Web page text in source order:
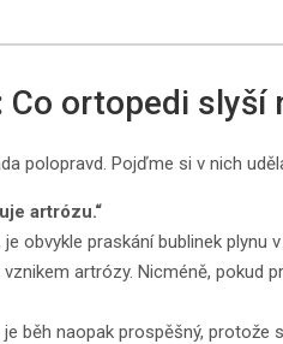
Co ortopedi slyší
polopravd. Pojďme si v nich
artrózu.“
je obvykle praskání bublinek
artrózy. Nicméně, pokud
běh naopak prospěšný, protože